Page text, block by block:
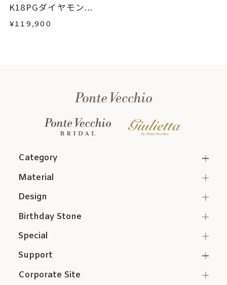
K18PGダイヤモン...
¥119,900
Category
Support
Corporate Site
Material
Design
Birthday Stone
Special